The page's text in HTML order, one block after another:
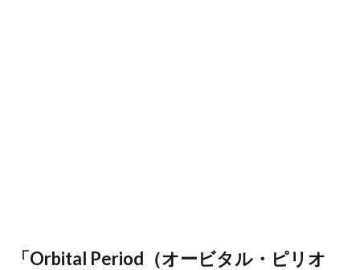
「Orbital Period（オービタル・ピリオ